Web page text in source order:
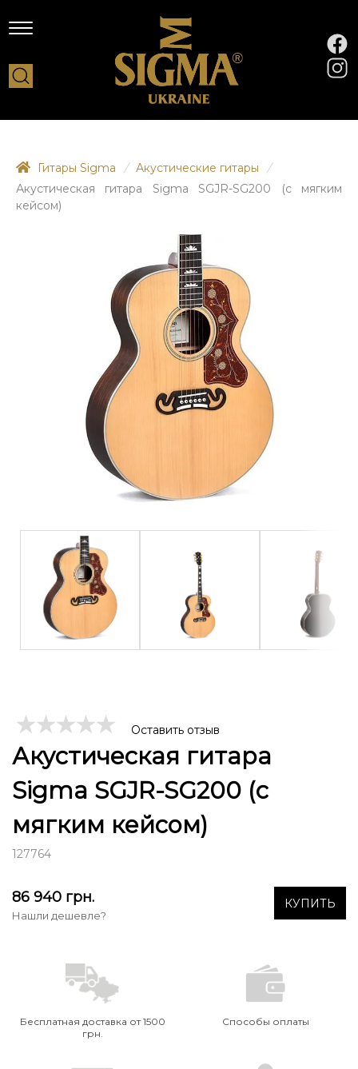
Гитары Sigma / Акустические гитары
/
Акустическая гитара Sigma SGJR-SG200 (с мягким
кейсом)
Оставить отзыв
Акустическая гитара
Sigma SGJR-SG200 (с
мягким кейсом)
127764
86 940 грн.
Нашли дешевле?
КУПИТЬ
Бесплатная доставка от 1500
грн.
Способы оплаты